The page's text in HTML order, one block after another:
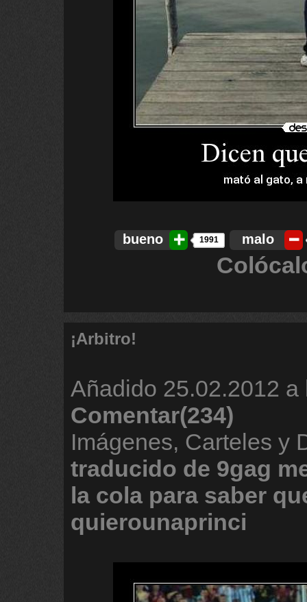
bueno 1991 malo
¡Arbitro!
Añadido 25.02.2012 a
Comentar(234)
Imágenes, Carteles y
traducido de 9gag
la cola para saber
quierounaprinci